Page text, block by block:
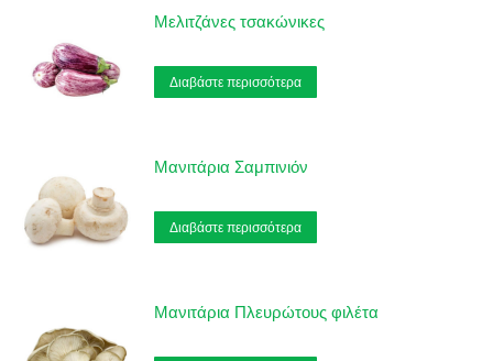
Μελιτζάνες τσακώνικες
Διαβάστε περισσότερα
Μανιτάρια Σαμπινιόν
Διαβάστε περισσότερα
Μανιτάρια Πλευρώτους φιλέτα